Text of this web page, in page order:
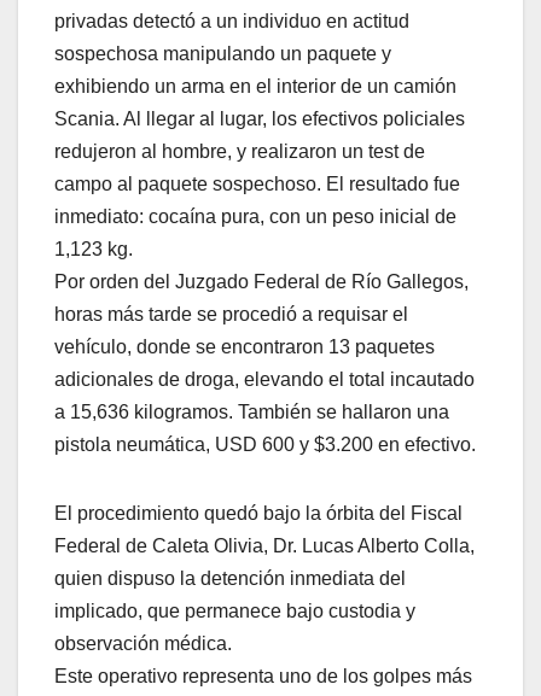
privadas detectó a un individuo en actitud
sospechosa manipulando un paquete y
exhibiendo un arma en el interior de un camión
Scania. Al llegar al lugar, los efectivos policiales
redujeron al hombre, y realizaron un test de
campo al paquete sospechoso. El resultado fue
inmediato: cocaína pura, con un peso inicial de
1,123 kg.
Por orden del Juzgado Federal de Río Gallegos,
horas más tarde se procedió a requisar el
vehículo, donde se encontraron 13 paquetes
adicionales de droga, elevando el total incautado
a 15,636 kilogramos. También se hallaron una
pistola neumática, USD 600 y $3.200 en efectivo.
El procedimiento quedó bajo la órbita del Fiscal
Federal de Caleta Olivia, Dr. Lucas Alberto Colla,
quien dispuso la detención inmediata del
implicado, que permanece bajo custodia y
observación médica.
Este operativo representa uno de los golpes más